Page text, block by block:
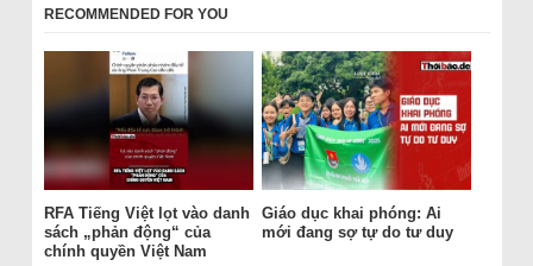
RECOMMENDED FOR YOU
RFA Tiếng Việt lọt vào danh
sách „phản động“ của
chính quyền Việt Nam
Giáo dục khai phóng: Ai
mới đang sợ tự do tư duy